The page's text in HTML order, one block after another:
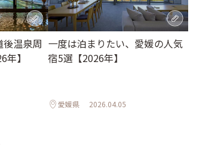
後温泉周
】
一度は泊まりたい、愛媛の人気
宿5選【2026年】
愛媛県 2026.04.05